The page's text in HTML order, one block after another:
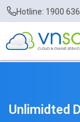
Hotline: 1900
Unlimidted